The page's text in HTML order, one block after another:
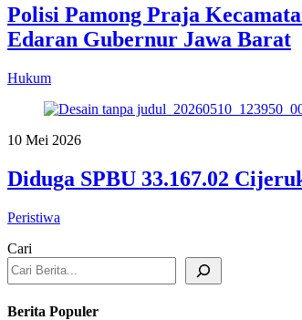
Polisi Pamong Praja
Edaran Gubernur Jawa Barat
Hukum
10 Mei 2026
Diduga SPBU 33.167.02
Peristiwa
Cari
Berita Populer